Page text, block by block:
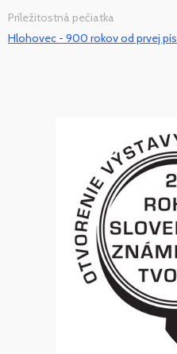
Príležitostná pečiatka
Hlohovec - 900 rokov od prvej